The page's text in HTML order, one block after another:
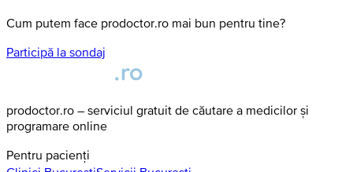
Cum putem face prodoctor.ro mai bun pentru tine?
Participă la sondaj
prodoctor.ro – serviciul gratuit de căutare a medicilor și
programare online
Pentru pacienți